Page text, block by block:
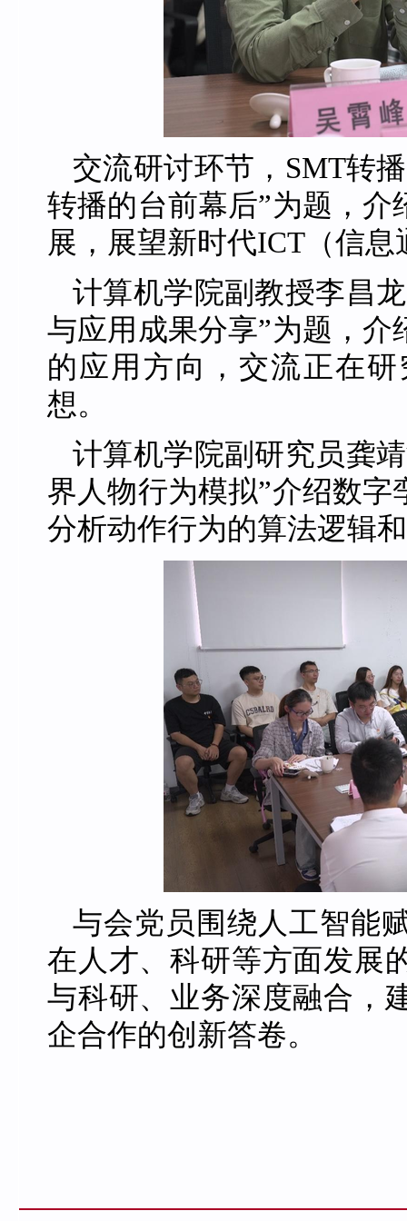
交流研讨环节，SMT转
转播的台前幕后”为题，介
展，展望新时代ICT（信
计算机学院副教授李昌
与应用成果分享”为题，
的应用方向，交流正在
想。
计算机学院副研究员龚
界人物行为模拟”介绍数
分析动作行为的算法逻辑
与会党员围绕人工智能
在人才、科研等方面发展
与科研、业务深度融合，
企合作的创新答卷。